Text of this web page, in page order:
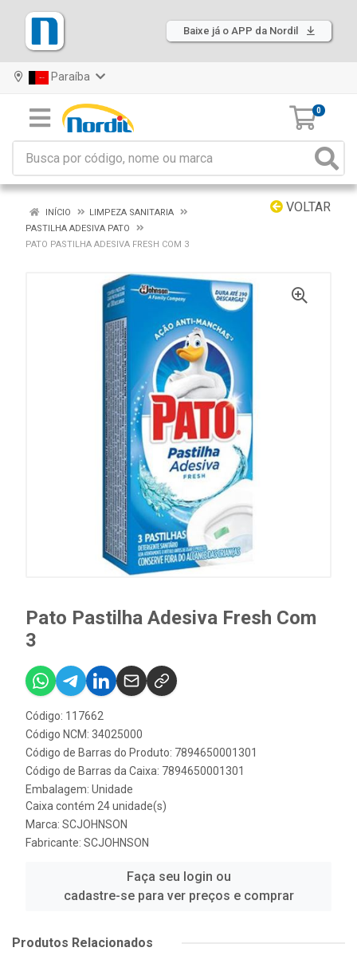
Baixe já o APP da Nordil
Paraíba
0
VOLTAR
INÍCIO
LIMPEZA SANITARIA
PASTILHA ADESIVA PATO
PATO PASTILHA ADESIVA FRESH COM 3
Pato Pastilha Adesiva Fresh Com
3
Código: 117662
Código NCM: 34025000
Código de Barras do Produto: 7894650001301
Código de Barras da Caixa: 7894650001301
Embalagem: Unidade
Caixa contém 24 unidade(s)
Marca: SCJOHNSON
Fabricante: SCJOHNSON
Faça seu login ou
cadastre-se para ver preços e comprar
Produtos Relacionados